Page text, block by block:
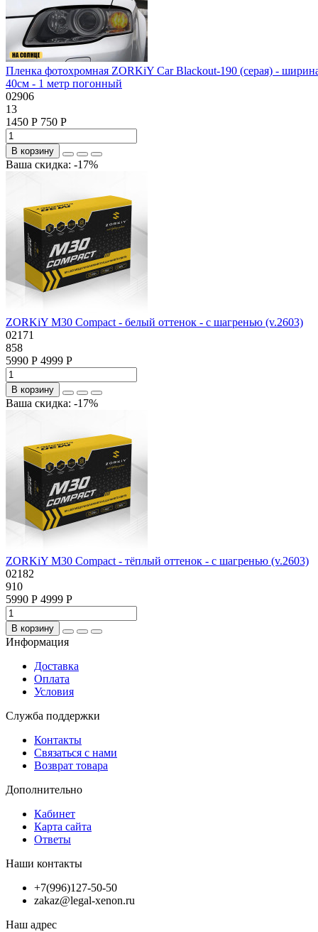
Пленка фотохромная ZORKiY Car Blackout-190 (серая) -
40см - 1 метр погонный
02906
13
1450 Р 750 Р
В корзину
Ваша скидка: -17%
ZORKiY M30 Compact - белый оттенок - с шагренью (v.2603)
02171
858
5990 Р 4999 Р
В корзину
Ваша скидка: -17%
ZORKiY M30 Compact - тёплый оттенок - с шагренью (v.2603)
02182
910
5990 Р 4999 Р
В корзину
Информация
Доставка
Оплата
Условия
Служба поддержки
Контакты
Связаться с нами
Возврат товара
Дополнительно
Кабинет
Карта сайта
Ответы
Наши контакты
+7(996)127-50-50
zakaz@legal-xenon.ru
Наш адрес